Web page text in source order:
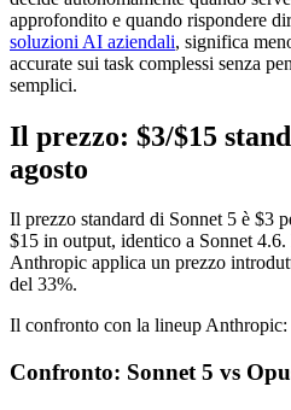
approfondito e quando rispondere
soluzioni AI aziendali, significa
accurate sui task complessi senza
semplici.
Il prezzo: $3/$15
agosto
Il prezzo standard di Sonnet 5 è $3
$15 in output, identico a Sonnet
Anthropic applica un prezzo
del 33%.
Il confronto con la lineup Anthropic:
Confronto: Sonnet 5 vs